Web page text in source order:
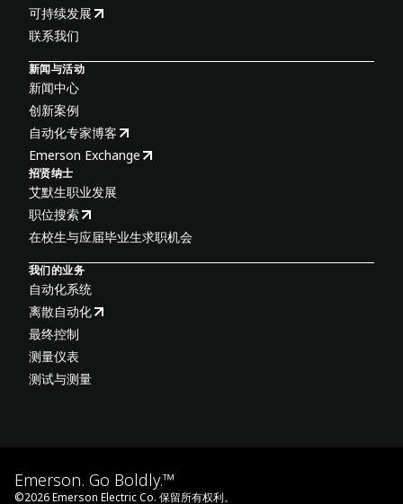
可持续发展
联系我们
新闻与活动
新闻中心
创新案例
自动化专家博客
Emerson Exchange
招贤纳士
艾默生职业发展
职位搜索
在校生与应届毕业生求职机会
我们的业务
自动化系统
离散自动化
最终控制
测量仪表
测试与测量
Emerson. Go Boldly.™
©2026Emerson Electric Co. 保留所有权利。